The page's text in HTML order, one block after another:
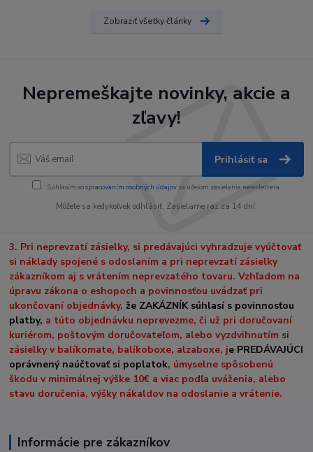
Zobraziť všetky články
Nepremeškajte novinky, akcie a
zľavy!
Prihlásiť sa
Súhlasím sospracovaním osobných údajov za účelom zasielania newslettera.
Môžete sa kedykoľvek odhlásiť. Zasielame raz za 14 dní.
3. Pri neprevzatí zásielky, si predávajúci vyhradzuje vyúčtovať
si náklady spojené s odoslaním a pri neprevzatí zásielky
zákazníkom aj s vrátením neprevzatého tovaru. Vzhľadom na
úpravu zákona o eshopoch a povinnosťou uvádzať pri
ukončovaní objednávky,že ZAKÁZNÍK súhlasí s povinnosťou
platby, a túto objednávku neprevezme, či už pri doručovaní
kuriérom, poštovým doručovateľom, alebo vyzdvihnutím si
zásielky v balíkomate, balíkoboxe, alzaboxe, je PREDÁVAJÚCI
oprávnený naúčtovať si poplatok, úmyselne spôsobenú
škodu v minimálnej výške 10€ a viac podľa uváženia, alebo
stavu doručenia, výšky nákaldov na odoslanie a vrátenie.
Informácie pre zákazníkov